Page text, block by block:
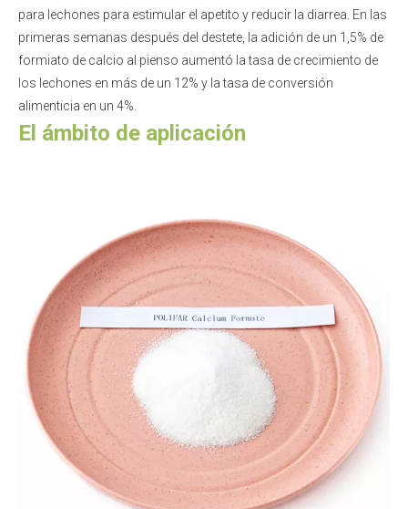
para lechones para estimular el apetito y reducir la diarrea. En las
primeras semanas después del destete, la adición de un 1,5% de
formiato de calcio al pienso aumentó la tasa de crecimiento de
los lechones en más de un 12% y la tasa de conversión
alimenticia en un 4%.
El ámbito de aplicación